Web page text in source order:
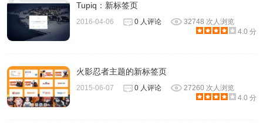
Tupiq：新标签页
2016-04-06 0 人评论
32748 次人浏览
4.0 分
火影忍者主题的新标签页
2015-06-07 0 人评论
27260 次人浏览
4.0 分